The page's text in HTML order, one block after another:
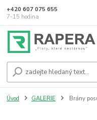
+420 607 075 655
7-15 hodina
Úvod GALERIE Brány